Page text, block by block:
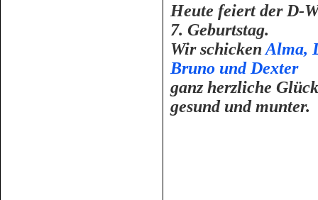
Heute feiert der D-
7. Geburtstag.
Wir schicken Alma,
Bruno und Dexter
ganz herzliche
gesund und munter.